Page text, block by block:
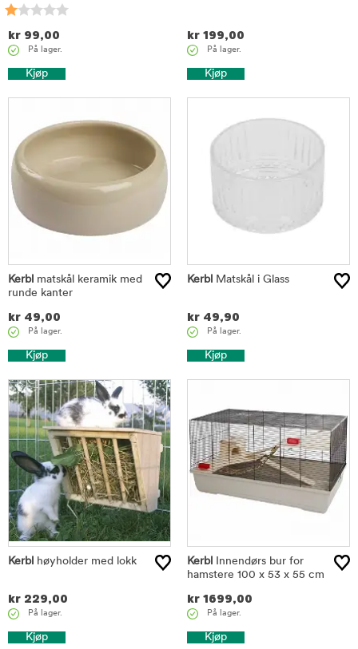
kr 99,00
På lager.
Kjøp
kr 199,00
På lager.
Kjøp
Kerbl matskål keramik med
runde kanter
kr 49,00
På lager.
Kjøp
Kerbl Matskål i Glass
kr 49,90
På lager.
Kjøp
Kerbl høyholder med lokk
kr 229,00
På lager.
Kjøp
Kerbl Innendørs bur for
hamstere 100 x 53 x 55 cm
kr 1699,00
På lager.
Kjøp